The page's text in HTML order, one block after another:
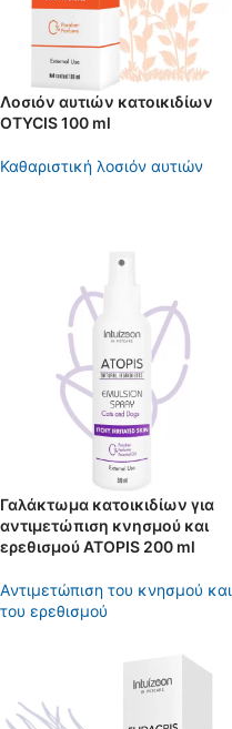
Λοσιόν αυτιών κατοικιδίων
OTYCIS 100 ml
Καθαριστική λοσιόν αυτιών
Γαλάκτωμα κατοικιδίων για
αντιμετώπιση κνησμού και
ερεθισμού ATOPIS 200 ml
Aντιμετώπιση του κνησμού και
του ερεθισμού